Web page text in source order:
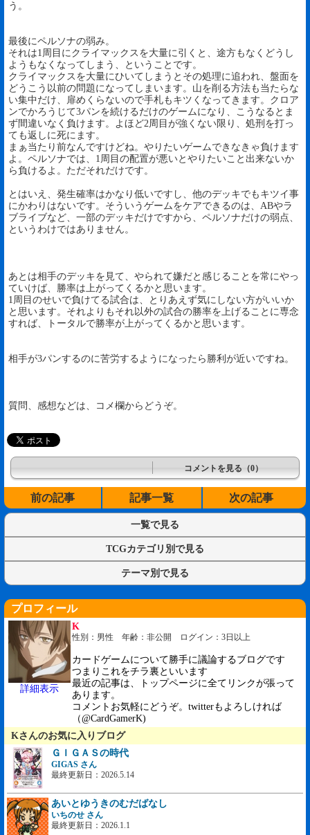
う。
最後にペルソナの弱み。
それは1周目にクライマックスを大量に引くと、途方もなくどうし
ようもなくなってしまう、ということです。
クライマックスを大量にひいてしまうとその処理に追われ、盤面を
どうこう以前の問題になってしまいます。山を削る方法も当たらな
い集中だけ、扉めくらないので手札もキツくなってきます。クロア
ンでかろうじて3パンを続けるだけのゲームになり、こうなるとま
ず間違いなく負けます。よほど2周目が強くない限り、処刑を打っ
ても返しに死にます。
まぁ当たり前なんですけどね。やりたいゲームできなきゃ負けます
よ。ペルソナでは、1周目の配置が悪いとやりたいこと出来ないか
ら負けるよ。ただそれだけです。
とはいえ、発生確率はかなり低いですし、他のデッキでもキツイ事
にかわりはないです。そういうゲームをケアできるのは、ABやラ
ブライブなど、一部のデッキだけですから、ペルソナだけの弱点、
というわけではありません。
あとは相手のデッキを見て、やられて嫌だと感じることを常にやっ
ていけば、勝率は上がってくるかと思います。
1周目のせいで負けてる試合は、とりあえず気にしない方がいいか
と思います。それよりもそれ以外の試合の勝率を上げることに専念
すれば、トータルで勝率が上がってくるかと思います。
相手が3パンするのに苦労するようになったら勝利が近いですね。
質問、感想などは、コメ欄からどうぞ。
コメントを見る（0）
前の記事 記事一覧 次の記事
一覧で見る
TCGカテゴリ別で見る
テーマ別で見る
プロフィール
詳細表示
K
性別：男性 年齢：非公開 ログイン：3日以上
カードゲームについて勝手に議論するブログです
つまりこれをチラ裏といいます
最近の記事は、トップページに全てリンクが張って
あります。
コメントお気軽にどうぞ。twitterもよろしければ
（@CardGamerK)
Kさんのお気に入りブログ
ＧＩＧＡＳの時代
GIGAS さん
最終更新日：2026.5.14
あいとゆうきのむだばなし
いちのせ さん
最終更新日：2026.1.1